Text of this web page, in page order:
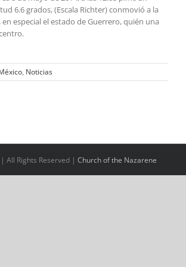
6.6 grados, (Escala Richter) conmovió a la
especial el estado de Guerrero, quién una
, Noticias
All Rights Reserved | Church of the Nazarene